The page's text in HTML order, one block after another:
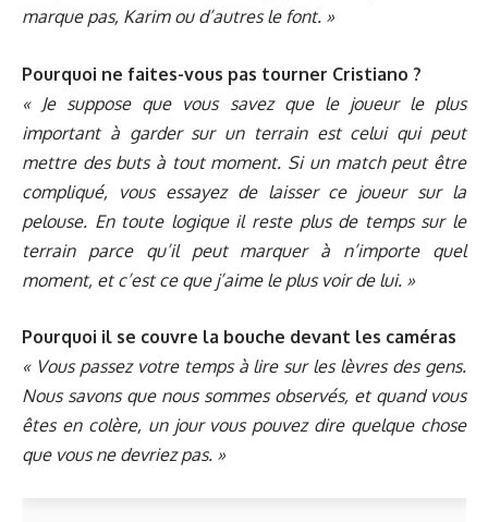
marque pas, Karim ou d’autres le font. »
Pourquoi ne faites-vous pas tourner Cristiano ?
« Je suppose que vous savez que le joueur le plus
important à garder sur un terrain est celui qui peut
mettre des buts à tout moment. Si un match peut être
compliqué, vous essayez de laisser ce joueur sur la
pelouse. En toute logique il reste plus de temps sur le
terrain parce qu’il peut marquer à n’importe quel
moment, et c’est ce que j’aime le plus voir de lui. »
Pourquoi il se couvre la bouche devant les caméras
« Vous passez votre temps à lire sur les lèvres des gens.
Nous savons que nous sommes observés, et quand vous
êtes en colère, un jour vous pouvez dire quelque chose
que vous ne devriez pas. »